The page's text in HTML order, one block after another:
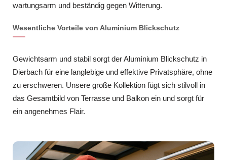
wartungsarm und beständig gegen Witterung.
Wesentliche Vorteile von Aluminium Blickschutz
Gewichtsarm und stabil sorgt der Aluminium Blickschutz in
Dierbach für eine langlebige und effektive Privatsphäre, ohne
zu erschweren. Unsere große Kollektion fügt sich stilvoll in
das Gesamtbild von Terrasse und Balkon ein und sorgt für
ein angenehmes Flair.